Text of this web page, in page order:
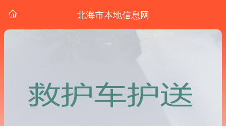
北海市本地信息网